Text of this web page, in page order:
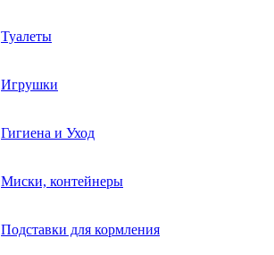
Туалеты
Игрушки
Гигиена и Уход
Миски, контейнеры
Подставки для кормления